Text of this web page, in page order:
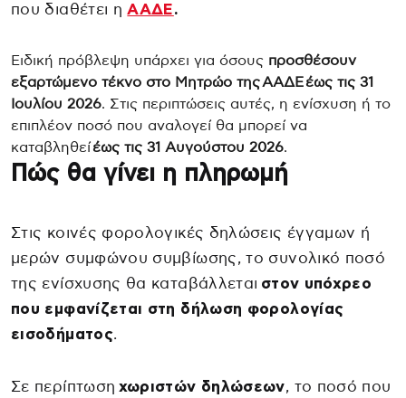
που διαθέτει ηΑΑΔΕ.
Ειδική πρόβλεψη υπάρχει για όσους προσθέσουν
εξαρτώμενο τέκνο στο Μητρώο της ΑΑΔΕ έως τις 31
Ιουλίου 2026. Στις περιπτώσεις αυτές, η ενίσχυση ή το
επιπλέον ποσό που αναλογεί θα μπορεί να
καταβληθείέως τις 31 Αυγούστου 2026.
Πώς θα γίνει η πληρωμή
Στις κοινές φορολογικές δηλώσεις έγγαμων ή
μερών συμφώνου συμβίωσης, το συνολικό ποσό
της ενίσχυσης θα καταβάλλεται στον υπόχρεο
που εμφανίζεται στη δήλωση φορολογίας
εισοδήματος.
Σε περίπτωση χωριστών δηλώσεων, το ποσό που